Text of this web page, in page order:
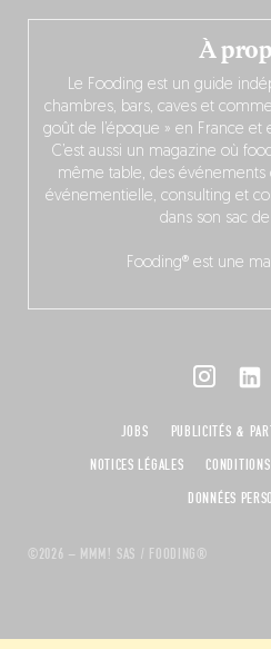
À
Le Fooding est un guide
chambres, bars, caves et
goût de l’époque » en France et
C’est aussi un magazine où
même table, des événements
événementielle, consulting et
dans son sac
Fooding® est une
©2026 – MMM! SAS / FOODING®
JOBS PUBLICITÉS &
NOTICES LÉGALES
DONNÉES